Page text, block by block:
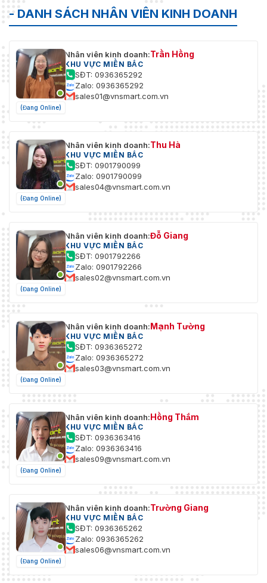
- DANH SÁCH NHÂN VIÊN KINH DOANH
(Đang Online)
Nhân viên kinh doanh:Trần Hồng
KHU VỰC MIỀN BẮC
SĐT: 0936365292
Zalo: 0936365292
sales01@vnsmart.com.vn
(Đang Online)
Nhân viên kinh doanh:Thu Hà
KHU VỰC MIỀN BẮC
SĐT: 0901790099
Zalo: 0901790099
sales04@vnsmart.com.vn
(Đang Online)
Nhân viên kinh doanh:Đỗ Giang
KHU VỰC MIỀN BẮC
SĐT: 0901792266
Zalo: 0901792266
sales02@vnsmart.com.vn
(Đang Online)
Nhân viên kinh doanh:Mạnh Tường
KHU VỰC MIỀN BẮC
SĐT: 0936365272
Zalo: 0936365272
sales03@vnsmart.com.vn
(Đang Online)
Nhân viên kinh doanh:Hồng Thắm
KHU VỰC MIỀN BẮC
SĐT: 0936363416
Zalo: 0936363416
sales09@vnsmart.com.vn
(Đang Online)
Nhân viên kinh doanh:Trường Giang
KHU VỰC MIỀN BẮC
SĐT: 0936365262
Zalo: 0936365262
sales06@vnsmart.com.vn